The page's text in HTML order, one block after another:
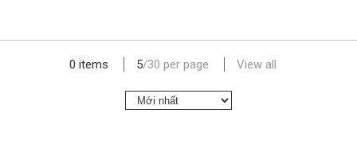
0 items 5/30 per page View all